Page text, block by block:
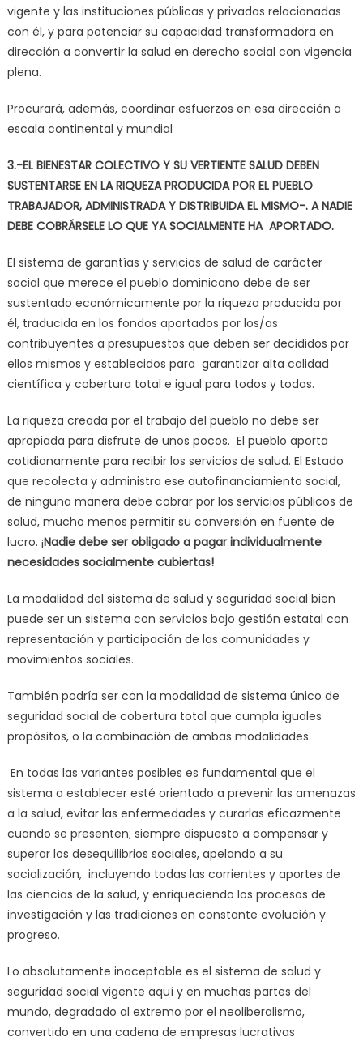
vigente y las instituciones públicas y privadas relacionadas
con él, y para potenciar su capacidad transformadora en
dirección a convertir la salud en derecho social con vigencia
plena.
Procurará, además, coordinar esfuerzos en esa dirección a
escala continental y mundial
3.-EL BIENESTAR COLECTIVO Y SU VERTIENTE SALUD DEBEN
SUSTENTARSE EN LA RIQUEZA PRODUCIDA POR EL PUEBLO
TRABAJADOR, ADMINISTRADA Y DISTRIBUIDA EL MISMO-. A NADIE
DEBE COBRÁRSELE LO QUE YA SOCIALMENTE HA APORTADO.
El sistema de garantías y servicios de salud de carácter
social que merece el pueblo dominicano debe de ser
sustentado económicamente por la riqueza producida por
él, traducida en los fondos aportados por los/as
contribuyentes a presupuestos que deben ser decididos por
ellos mismos y establecidos para garantizar alta calidad
científica y cobertura total e igual para todos y todas.
La riqueza creada por el trabajo del pueblo no debe ser
apropiada para disfrute de unos pocos. El pueblo aporta
cotidianamente para recibir los servicios de salud. El Estado
que recolecta y administra ese autofinanciamiento social,
de ninguna manera debe cobrar por los servicios públicos de
salud, mucho menos permitir su conversión en fuente de
lucro. ¡Nadie debe ser obligado a pagar individualmente
necesidades socialmente cubiertas!
La modalidad del sistema de salud y seguridad social bien
puede ser un sistema con servicios bajo gestión estatal con
representación y participación de las comunidades y
movimientos sociales.
También podría ser con la modalidad de sistema único de
seguridad social de cobertura total que cumpla iguales
propósitos, o la combinación de ambas modalidades.
En todas las variantes posibles es fundamental que el
sistema a establecer esté orientado a prevenir las amenazas
a la salud, evitar las enfermedades y curarlas eficazmente
cuando se presenten; siempre dispuesto a compensar y
superar los desequilibrios sociales, apelando a su
socialización, incluyendo todas las corrientes y aportes de
las ciencias de la salud, y enriqueciendo los procesos de
investigación y las tradiciones en constante evolución y
progreso.
Lo absolutamente inaceptable es el sistema de salud y
seguridad social vigente aquí y en muchas partes del
mundo, degradado al extremo por el neoliberalismo,
convertido en una cadena de empresas lucrativas